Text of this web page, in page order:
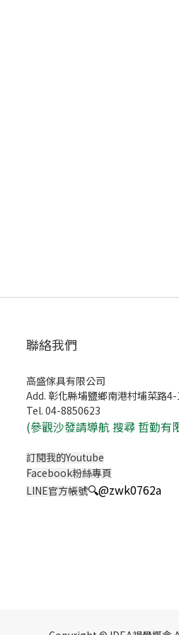
聯絡我們
高盛傢具有限公司
Add. 彰化縣埔鹽鄉南港村埔菜路
Tel. 04-8850623
(參觀沙發請導航 搜尋 哲勤有
訂閱我的Youtube
Facebook粉絲專頁
LINE官方帳號🔍@zwk0762a